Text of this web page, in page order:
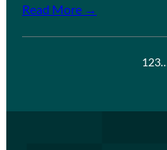
Read More →
123